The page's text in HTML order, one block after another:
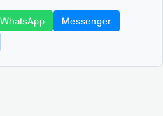
WhatsApp
Messenger